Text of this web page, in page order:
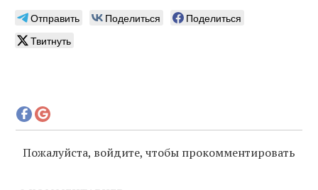
Отправить Поделиться
Поделиться
Твитнуть
Пожалуйста, войдите, чтобы прокомментировать